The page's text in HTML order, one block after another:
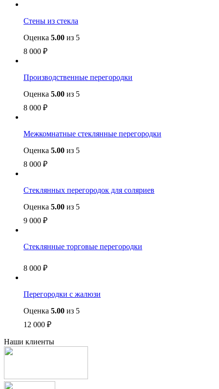
Стены из стекла
Оценка 5.00 из 5
8 000 ₽
Производственные перегородки
Оценка 5.00 из 5
8 000 ₽
Межкомнатные стеклянные перегородки
Оценка 5.00 из 5
8 000 ₽
Стеклянных перегородок для соляриев
Оценка 5.00 из 5
9 000 ₽
Стеклянные торговые перегородки
8 000 ₽
Перегородки с жалюзи
Оценка 5.00 из 5
12 000 ₽
Наши клиенты